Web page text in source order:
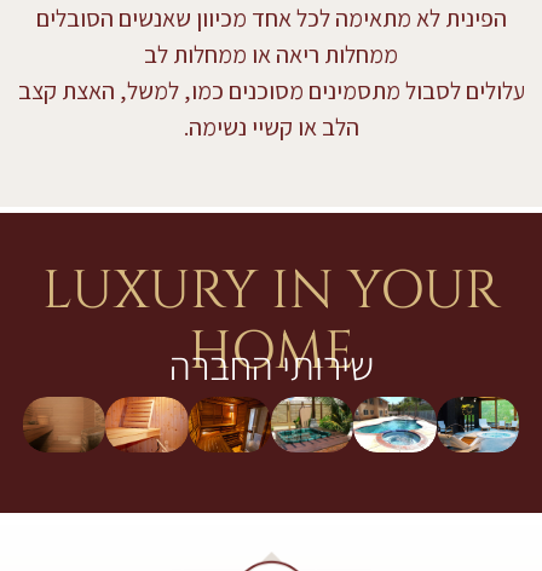
הפינית לא מתאימה לכל אחד מכיוון שאנשים הסובלים
ממחלות ריאה או ממחלות לב
עלולים לסבול מתסמינים מסוכנים כמו, למשל, האצת קצב
הלב או קשיי נשימה.
LUXURY IN YOUR
HOME
שירותי החברה